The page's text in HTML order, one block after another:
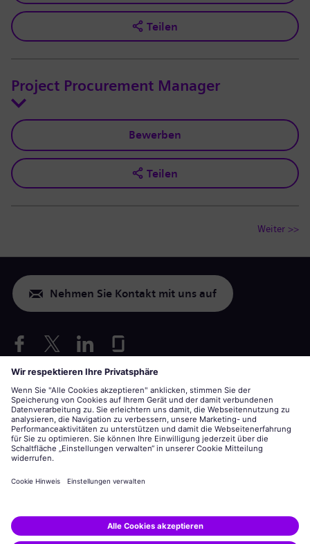
Teilen
Project Procurement Manager
Bewerben
Teilen
Weiter >>
Nehmen Sie Kontakt mit uns auf
Bewerbung unter Berücksichtigung von Arbeitsbedingungen
siemens-energy.comGlobale Webseite
Unternehmensinformationen
Datenschutzerklärung
Siemens Energy ist eine von der Siemens AG lizenzierte Marke.